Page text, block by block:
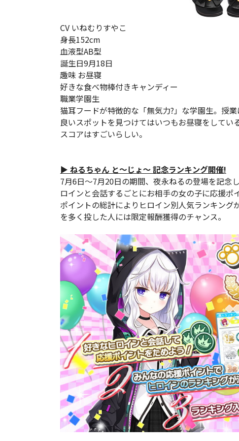
CV いねむりすやこ
身長152cm
血液型AB型
誕生日9月18日
趣味 お昼寝
好きな食べ物棒付きキャンディー
職業学園生
猫耳フードが特徴的な「無気力?」な学園生。授
良いスポットを見つけてはいつもお昼寝をして
スコアはすごいらしい。
▶ ねるちゃん と～じょ～ 記念ランキング開催!
7月6日～7月20日の期間、夜永ねるの登場を記念
ロインと会話するごとにお相手の女の子に応援
ポイントの総計によりヒロイン別人気ランキン
を多く投した人には限定報酬獲得のチャンス。